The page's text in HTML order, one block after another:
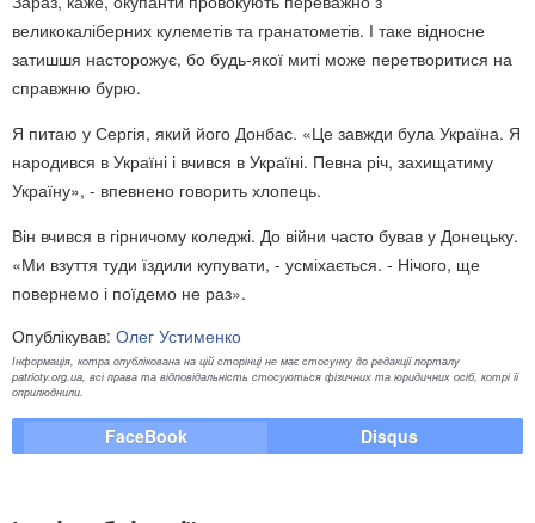
великокаліберних кулеметів та гранатометів. І таке відносне
затишшя насторожує, бо будь-якої миті може перетворитися на
справжню бурю.
Я питаю у Сергія, який його Донбас. «Це завжди була Україна. Я
народився в Україні і вчився в Україні. Певна річ, захищатиму
Україну», - впевнено говорить хлопець.
Він вчився в гірничому коледжі. До війни часто бував у Донецьку.
«Ми взуття туди їздили купувати, - усміхається. - Нічого, ще
повернемо і поїдемо не раз».
Опублікував: Олег Устименко
Інформація, котра опублікована на цій сторінці не має стосунку до редакції порталу
patrioty.org.ua, всі права та відповідальність стосуються фізичних та юридичних осіб, котрі її
оприлюднили.
FaceBook Disqus